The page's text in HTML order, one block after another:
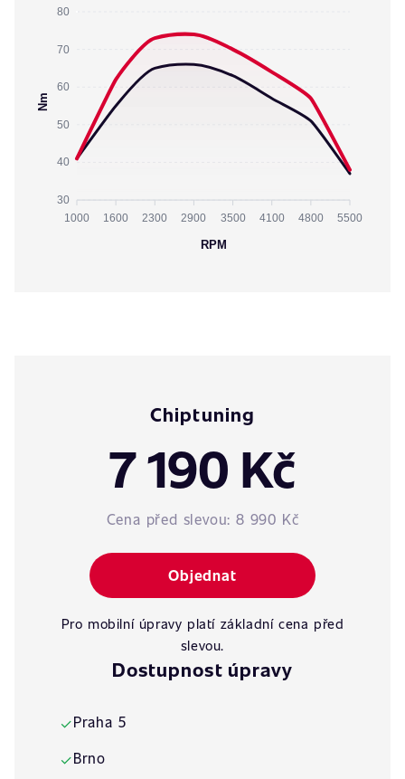
80
70
60
50
40
30
Nm
1000 1600 2300 2900 3500 4100 4800 5500
RPM
Chiptuning
7 190 Kč
Cena před slevou: 8 990 Kč
Objednat
Pro mobilní úpravy platí základní cena před
slevou.
Dostupnost úpravy
✓Praha 5
✓Brno